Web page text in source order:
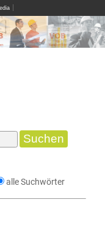
alle Suchwörter